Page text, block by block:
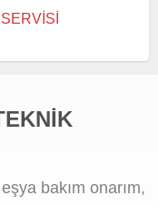
bakım onarım,